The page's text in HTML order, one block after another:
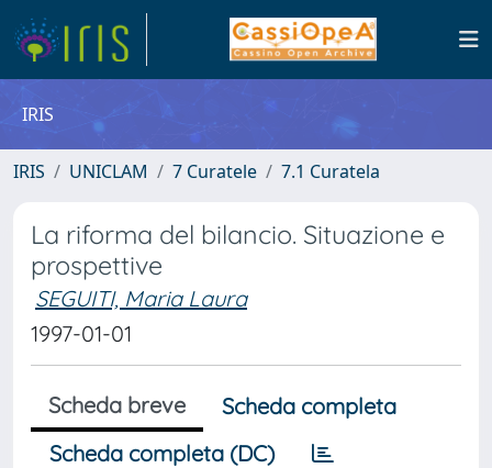
IRIS
IRIS UNICLAM 7 Curatele 7.1 Curatela
La riforma del bilancio. Situazione e
prospettive
SEGUITI, Maria Laura
1997-01-01
Scheda breve
Scheda completa
Scheda completa (DC)